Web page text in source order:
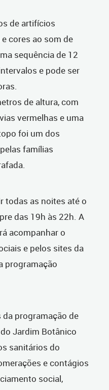
de artifícios
cores ao som de
sequência de 12
e pode ser
de altura, com
vermelhas e uma
foi um dos
famílias
todas as noites até o
das 19h às 22h. A
acompanhar o
e pelos sites da
programação
programação de
Jardim Botânico
sanitários do
e contágios
social,